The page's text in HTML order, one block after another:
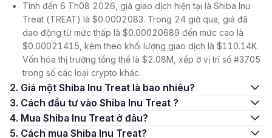
Tính đến 6 Th08 2026, giá giao dịch hiện tại là Shiba Inu
Treat (TREAT) là $0.0002083. Trong 24 giờ qua, giá đã
dao động từ mức thấp là $0.00020689 đến mức cao là
$0.00021415, kèm theo khối lượng giao dịch là $110.14K.
Vốn hóa thị trường tổng thể là $2.08M, xếp ở vị trí số #3705
trong số các loại crypto khác.
2. Giá một Shiba Inu Treat là bao nhiêu?
3. Cách đầu tư vào Shiba Inu Treat ?
4. Mua Shiba Inu Treat ở đâu?
5. Cách mua Shiba Inu Treat?